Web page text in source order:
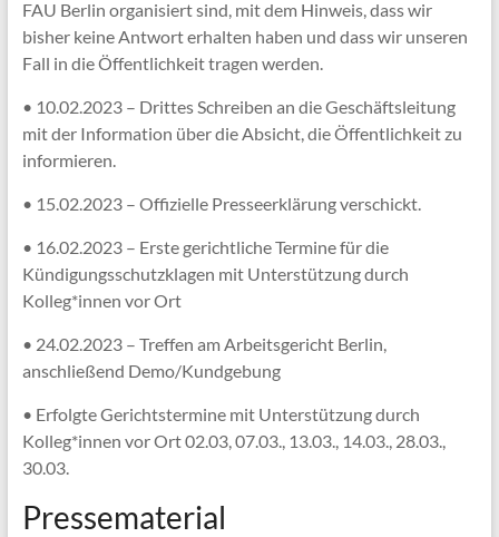
FAU Berlin organisiert sind, mit dem Hinweis, dass wir
bisher keine Antwort erhalten haben und dass wir unseren
Fall in die Öffentlichkeit tragen werden.
• 10.02.2023 – Drittes Schreiben an die Geschäftsleitung
mit der Information über die Absicht, die Öffentlichkeit zu
informieren.
• 15.02.2023 – Offizielle Presseerklärung verschickt.
• 16.02.2023 – Erste gerichtliche Termine für die
Kündigungsschutzklagen mit Unterstützung durch
Kolleg*innen vor Ort
• 24.02.2023 – Treffen am Arbeitsgericht Berlin,
anschließend Demo/Kundgebung
• Erfolgte Gerichtstermine mit Unterstützung durch
Kolleg*innen vor Ort 02.03, 07.03., 13.03., 14.03., 28.03.,
30.03.
Pressematerial